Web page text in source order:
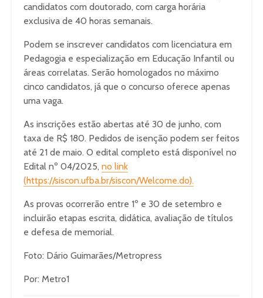
candidatos com doutorado, com carga horária
exclusiva de 40 horas semanais.
Podem se inscrever candidatos com licenciatura em
Pedagogia e especialização em Educação Infantil ou
áreas correlatas. Serão homologados no máximo
cinco candidatos, já que o concurso oferece apenas
uma vaga.
As inscrições estão abertas até 30 de junho, com
taxa de R$ 180. Pedidos de isenção podem ser feitos
até 21 de maio. O edital completo está disponível no
Edital nº 04/2025, no link
(https://siscon.ufba.br/siscon/Welcome.do).
As provas ocorrerão entre 1º e 30 de setembro e
incluirão etapas escrita, didática, avaliação de títulos
e defesa de memorial.
Foto: Dário Guimarães/Metropress
Por: Metro1